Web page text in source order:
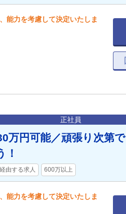
能力を考慮して決定いたしま
正社員
万円可能／頑張り次第で
！
由する求人 600万以上
能力を考慮して決定いたしま